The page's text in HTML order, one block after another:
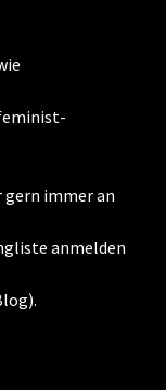
gern immer an
anmelden